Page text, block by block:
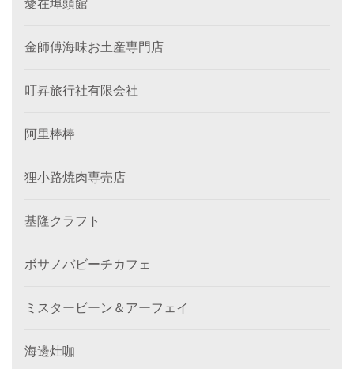
愛在埠頭館
金師傅海味お土産専門店
叮昇旅行社有限会社
阿里棒棒
狸小路焼肉専売店
基隆クラフト
ボサノバビーチカフェ
ミスタービーン＆アーフェイ
海邊灶咖